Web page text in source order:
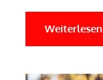
Weiterlesen